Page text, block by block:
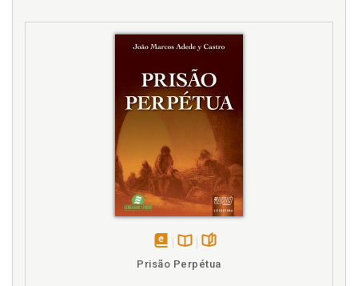
disponívelDisponível
páginas
Prisão Perpétua